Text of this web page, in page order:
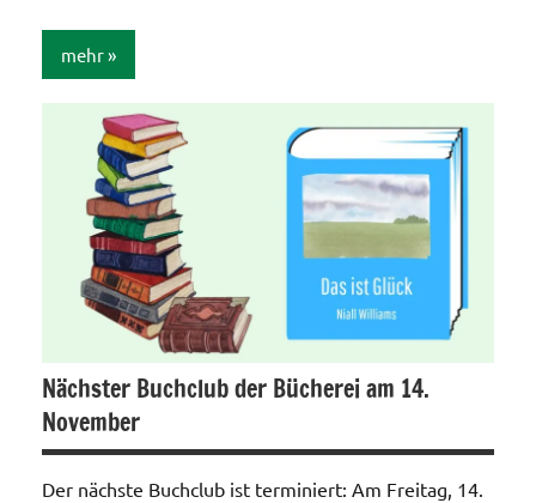
mehr
Allgemein
Nächster Buchclub der Bücherei am 14.
November
Der nächste Buchclub ist terminiert: Am Freitag, 14.